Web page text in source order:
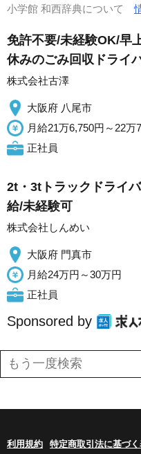
小学館 和西辞典について
免許不要/未経験OK/早
休みのごみ回収ドライ
株式会社古澤
大阪府 八尾市
月給21万6,750円～22万
正社員
2t・3tトラックドライ
給/未経験可
株式会社しんめい
大阪府 門真市
月給24万円～30万円
正社員
Sponsored by
利用規約 特定商取引法に基づ